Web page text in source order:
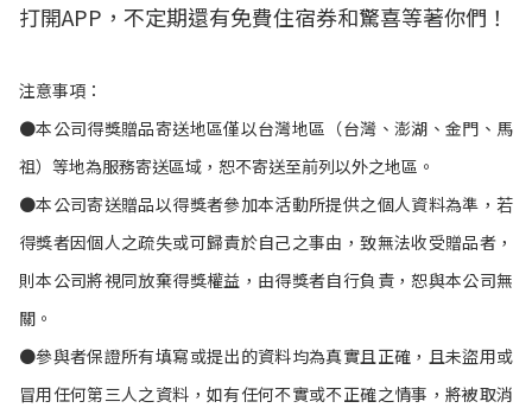
打開APP，不定期還有免費住宿券和驚喜等著你們！
注意事項：
●本公司得獎贈品寄送地區僅以台灣地區（台灣、澎湖、金門、馬
祖）等地為服務寄送區域，恕不寄送至前列以外之地區。
●本公司寄送贈品以得獎者參加本活動所提供之個人資料為準，若
得獎者因個人之疏失或可歸責於自己之事由，致無法收受贈品者，
則本公司將視同放棄得獎權益，由得獎者自行負責，恕與本公司無
關。
●參與者保證所有填寫或提出的資料均為真實且正確，且未盜用或
冒用任何第三人之資料，如有任何不實或不正確之情事，將被取消